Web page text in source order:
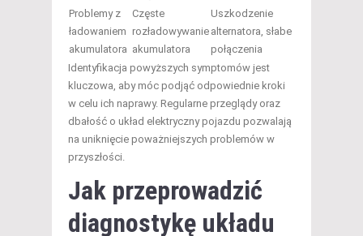
Problemy z
ładowaniem
akumulatora
Częste
rozładowywanie
akumulatora
Uszkodzenie
alternatora, słabe
połączenia
Identyfikacja powyższych symptomów jest
kluczowa, aby móc podjąć odpowiednie kroki
w celu ich naprawy. Regularne przeglądy oraz
dbałość o układ elektryczny pojazdu pozwalają
na uniknięcie poważniejszych problemów w
przyszłości.
Jak przeprowadzić
diagnostykę układu